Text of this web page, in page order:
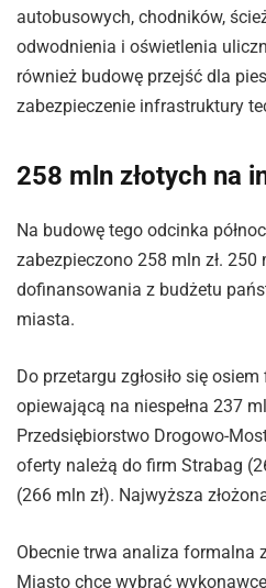
autobusowych, chodników,
odwodnienia i oświetlenia
również budowę przejść dla
zabezpieczenie infrastruktury
258 mln złotych na
Na budowę tego odcinka
zabezpieczono 258 mln zł. 250
dofinansowania z budżetu
miasta.
Do przetargu zgłosiło się
opiewającą na niespełna 237
Przedsiębiorstwo Drogowo-
oferty należą do firm Strabag
(266 mln zł). Najwyższa
Obecnie trwa analiza formalna
Miasto chce wybrać